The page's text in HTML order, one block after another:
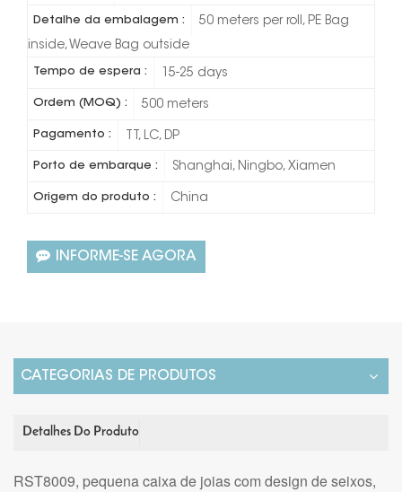
Detalhe da embalagem :
50 meters per roll, PE Bag
inside, Weave Bag outside
Tempo de espera : 15-25 days
Ordem (MOQ) : 500 meters
Pagamento : TT, LC, DP
Porto de embarque : Shanghai, Ningbo, Xiamen
Origem do produto : China
INFORME-SE AGORA
CATEGORIAS DE PRODUTOS
Detalhes Do Produto
RST8009, pequena caixa de joias com design de seixos,